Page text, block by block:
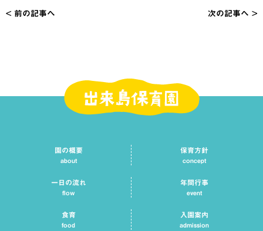
投
ゲ
< 前の記事へ 次の記事へ >
園の概要
about
保育方針
concept
一日の流れ
flow
年間行事
event
食育
food
入園案内
admission